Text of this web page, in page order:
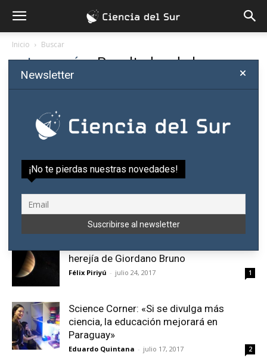
Inicio Buscar
astronomía-Resultados de la
búsqueda
Guaraníes: entre la ciencia, la religión y la
discriminación
herejía de Giordano Bruno
Félix Piriyú - julio 24, 2017 1
Science Corner: «Si se divulga más
ciencia, la educación mejorará en
Paraguay»
Eduardo Quintana - julio 17, 2017 2
Newsletter
¡No te pierdas nuestras novedades!